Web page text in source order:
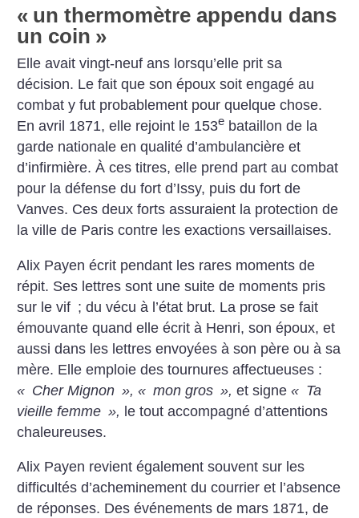
« un thermomètre appendu dans
un coin »
Elle avait vingt-neuf ans lorsqu’elle prit sa
décision. Le fait que son époux soit engagé au
combat y fut probablement pour quelque chose.
En avril 1871, elle rejoint le 153e bataillon de la
garde nationale en qualité d’ambulancière et
d’infirmière. À ces titres, elle prend part au combat
pour la défense du fort d’Issy, puis du fort de
Vanves. Ces deux forts assuraient la protection de
la ville de Paris contre les exactions versaillaises.
Alix Payen écrit pendant les rares moments de
répit. Ses lettres sont une suite de moments pris
sur le vif ; du vécu à l’état brut. La prose se fait
émouvante quand elle écrit à Henri, son époux, et
aussi dans les lettres envoyées à son père ou à sa
mère. Elle emploie des tournures affectueuses :
« Cher Mignon », « mon gros », et signe« Ta
vieille femme », le tout accompagné d’attentions
chaleureuses.
Alix Payen revient également souvent sur les
difficultés d’acheminement du courrier et l’absence
de réponses. Des événements de mars 1871, de